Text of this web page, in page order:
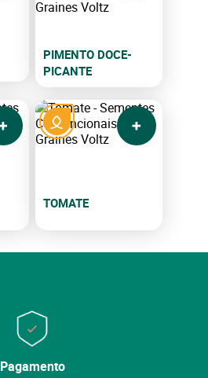
PIMENTO DOCE-
PICANTE
TOMATE
Pagamento